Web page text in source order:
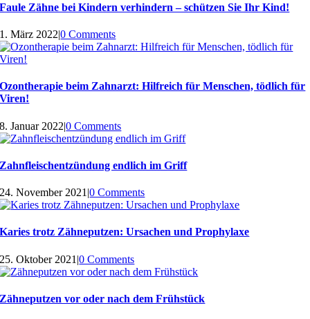
Faule Zähne bei Kindern verhindern – schützen Sie Ihr Kind!
1. März 2022|0 Comments
Ozontherapie beim Zahnarzt: Hilfreich für Menschen, tödlich für
Viren!
8. Januar 2022|0 Comments
Zahnfleischentzündung endlich im Griff
24. November 2021 |0 Comments
Karies trotz Zähneputzen: Ursachen und Prophylaxe
25. Oktober 2021 |0 Comments
Zähneputzen vor oder nach dem Frühstück